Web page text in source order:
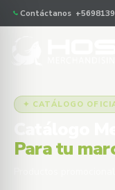
Contáctanos
✦ CATÁLOGO
Para tu